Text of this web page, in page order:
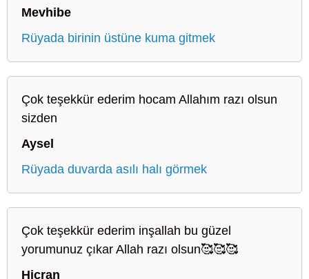
Mevhibe
Rüyada birinin üstüne kuma gitmek
Çok teşekkür ederim hocam Allahım razı olsun
sizden
Aysel
Rüyada duvarda asılı halı görmek
Çok teşekkür ederim inşallah bu güzel
yorumunuz çıkar Allah razı olsun🥰🥰🥰
Hicran